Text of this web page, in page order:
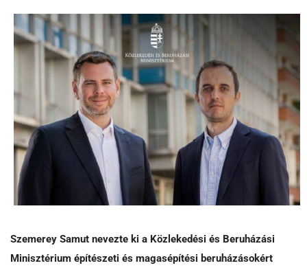
Szemerey Samut nevezte ki a Közlekedési és Beruházási
Minisztérium építészeti és magasépítési beruházásokért